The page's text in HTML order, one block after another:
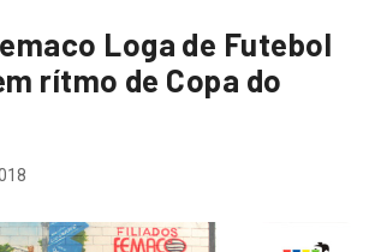
Loga de Futebol
rítmo de Copa do